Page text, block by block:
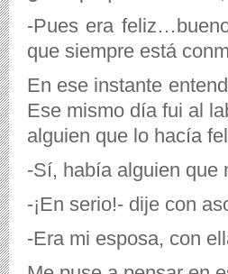
-Pues era
que siempre está
En ese instante
Ese mismo día fui al
alguien que lo hacía
-Sí, había alguien que
-¡En serio!- dije con
-Era mi esposa, con